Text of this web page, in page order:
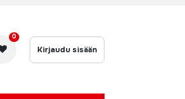
0
Kirjaudu sisään